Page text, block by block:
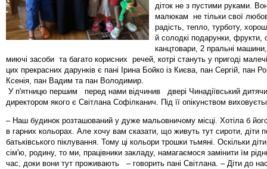
діток не з пустими руками.
малюкам не тільки свої
радість, тепло, турботу,
й солодкі подарунки, фрукти,
канцтовари, 2 пральні
миючі засоби та багато корисних речей, котрі стануть у пригоді
цих прекрасних дарунків є пані Ірина Бойко із Києва, пан Сергій, пан
Ксенія, пан Вадим та пан Володимир.
У п'ятницю першим перед нами відчинив двері Чинадіївський
директором якого є Світлана Софілканич. Під її опікунством
– Наш будинок розташований у дуже мальовничому місці. Хотіла б
в гарних кольорах. Але хочу вам сказати, що живуть тут сироти, діти
батьківського піклування. Тому ці кольори трошки тьмяні. Оскільки
сім'ю, родину, то ми, працівники закладу, намагаємося замінити їм
час, доки вони тут проживають – говорить пані Світлана. – Діти до